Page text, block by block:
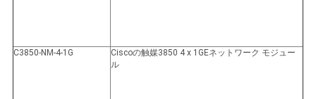
ポ
C3850-NM-4-1G
Ciscoの触媒3850 4 x 1GEネットワーク モジュー
ル